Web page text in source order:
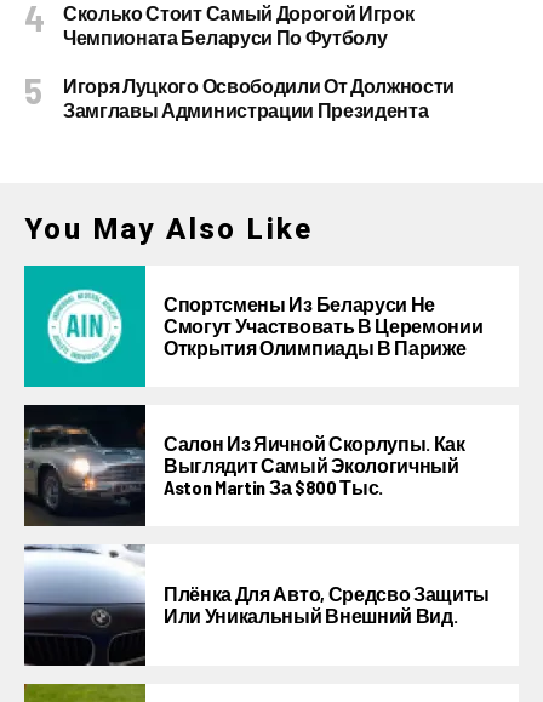
Сколько Стоит Самый Дорогой Игрок
Чемпионата Беларуси По Футболу
Игоря Луцкого Освободили От Должности
Замглавы Администрации Президента
You May Also Like
Спортсмены Из Беларуси Не
Смогут Участвовать В Церемонии
Открытия Олимпиады В Париже
Салон Из Яичной Скорлупы. Как
Выглядит Самый Экологичный
Aston Martin За $800 Тыс.
Плёнка Для Авто, Средсво Защиты
Или Уникальный Внешний Вид.